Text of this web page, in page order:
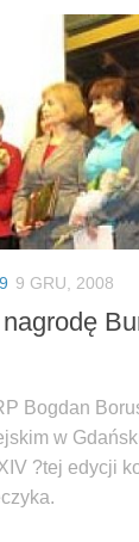
9 GRU, 2008
Bogdan
w
?tej edycji